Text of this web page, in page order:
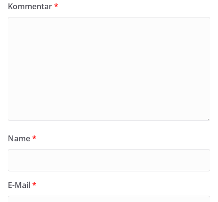
Kommentar*
Name*
E-Mail*